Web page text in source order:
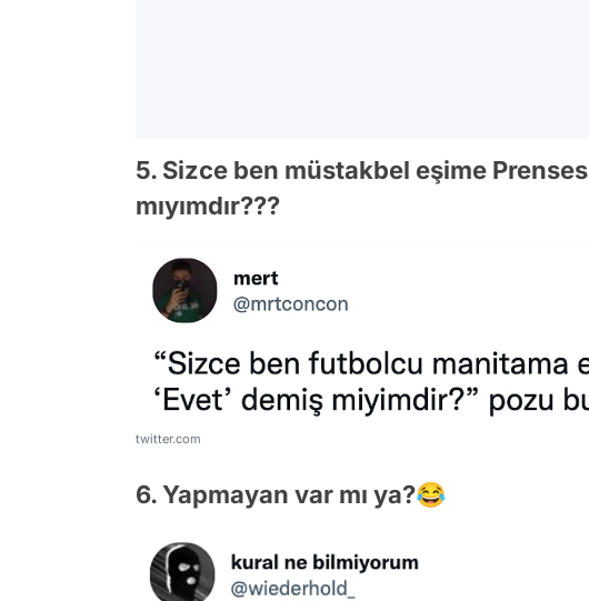
5. Sizce ben müstakbel eşime
mıyımdır???
twitter.com
6. Yapmayan var mı ya?😂